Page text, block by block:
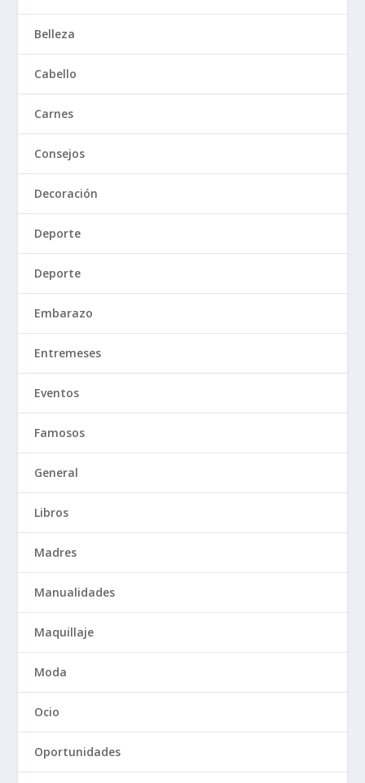
Belleza
Cabello
Carnes
Consejos
Decoración
Deporte
Deporte
Embarazo
Entremeses
Eventos
Famosos
General
Libros
Madres
Manualidades
Maquillaje
Moda
Ocio
Oportunidades